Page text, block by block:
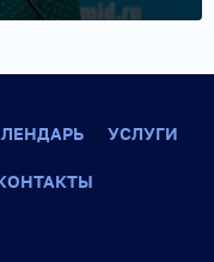
УСЛУГИ